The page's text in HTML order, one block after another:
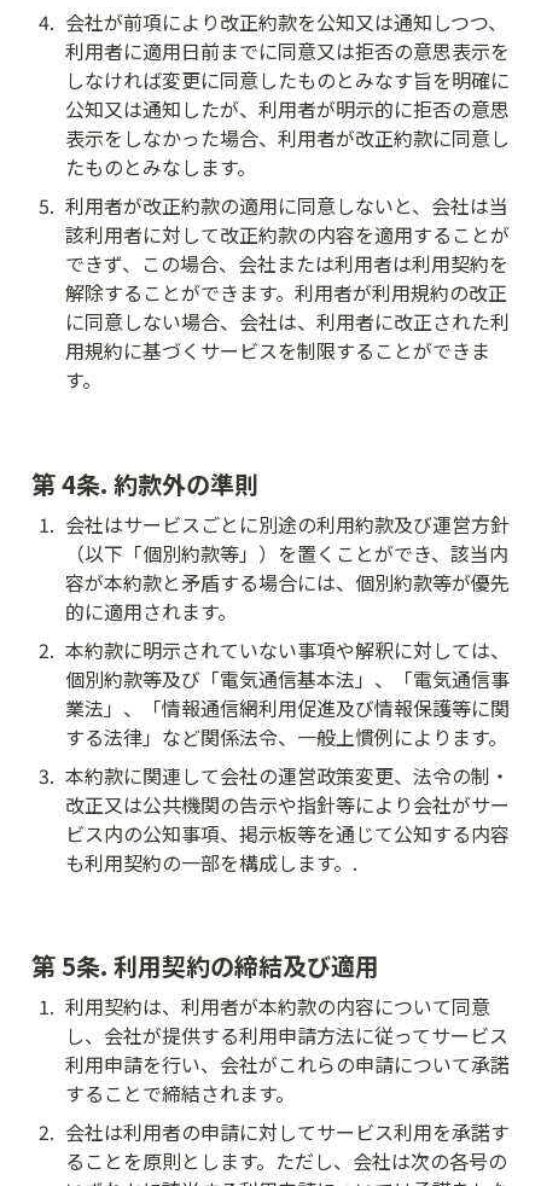
4. 会社が前項により改正約款を公知又は通知しつつ、
利用者に適用日前までに同意又は拒否の意思表示を
しなければ変更に同意したものとみなす旨を明確に
公知又は通知したが、利用者が明示的に拒否の意思
表示をしなかった場合、利用者が改正約款に同意し
たものとみなします。
5. 利用者が改正約款の適用に同意しないと、会社は当
該利用者に対して改正約款の内容を適用することが
できず、この場合、会社または利用者は利用契約を
解除することができます。利用者が利用規約の改正
に同意しない場合、会社は、利用者に改正された利
用規約に基づくサービスを制限することができま
す。
第 4条. 約款外の準則
1. 会社はサービスごとに別途の利用約款及び運営方針
（以下「個別約款等」）を置くことができ、該当内
容が本約款と矛盾する場合には、個別約款等が優先
的に適用されます。
2. 本約款に明示されていない事項や解釈に対しては、
個別約款等及び「電気通信基本法」、「電気通信事
業法」、「情報通信網利用促進及び情報保護等に関
する法律」など関係法令、一般上慣例によります。
3. 本約款に関連して会社の運営政策変更、法令の制・
改正又は公共機関の告示や指針等により会社がサー
ビス内の公知事項、掲示板等を通じて公知する内容
も利用契約の一部を構成します。.
第 5条. 利用契約の締結及び適用
1. 利用契約は、利用者が本約款の内容について同意
し、会社が提供する利用申請方法に従ってサービス
利用申請を行い、会社がこれらの申請について承諾
することで締結されます。
2. 会社は利用者の申請に対してサービス利用を承諾す
ることを原則とします。ただし、会社は次の各号の